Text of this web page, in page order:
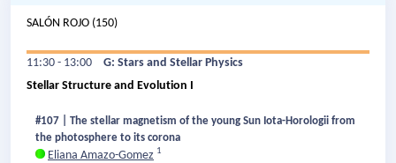
SALÓN ROJO (150)
11:30 - 13:00
G: Stars and Stellar Physics
Stellar Structure and Evolution I
#107 | The stellar magnetism of the young Sun Iota-Horologii from
the photosphere to its corona
Eliana Amazo-Gomez 1